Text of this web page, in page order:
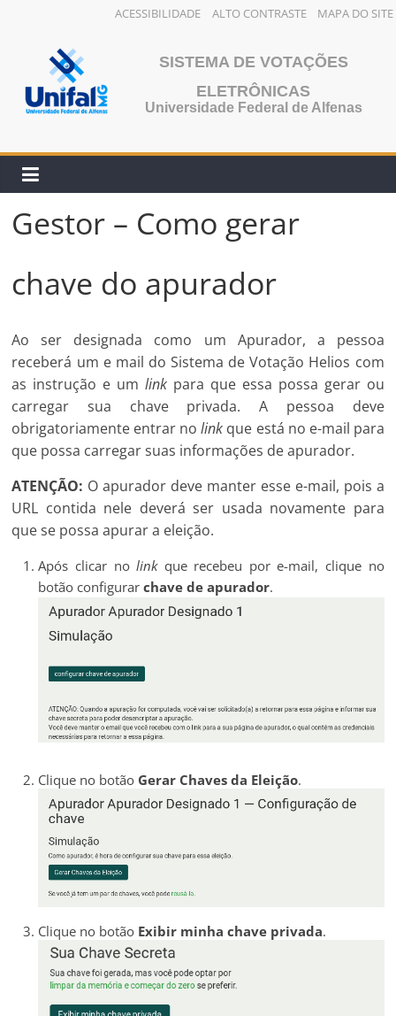
ACESSIBILIDADE ALTO CONTRASTE MAPA DO SITE
conteúdo
SISTEMA DE VOTAÇÕES
ELETRÔNICAS
Universidade Federal de Alfenas
Gestor – Como gerar
chave do apurador
Ao ser designada como um Apurador, a pessoa
receberá um e mail do Sistema de Votação Helios com
as instrução e umlink para que essa possa gerar ou
carregar sua chave privada. A pessoa deve
obrigatoriamente entrar nolink que está no e-mail para
que possa carregar suas informações de apurador.
ATENÇÃO: O apurador deve manter esse e-mail, pois a
URL contida nele deverá ser usada novamente para
que se possa apurar a eleição.
Após clicar nolinkque recebeu por e-mail, clique no
botão configurarchave de apurador.
Clique no botão Gerar Chaves da Eleição.
Clique no botão Exibir minha chave privada.